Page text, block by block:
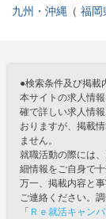
九州・沖縄
福岡
●検索条件及び掲載
本サイトの求人情
確で詳しい求人情
おりますが、掲載
ません。
就職活動の際には
細情報をご自身で
万一、掲載内容と
ご連絡ください。
「 Ｒｅ就活キャン